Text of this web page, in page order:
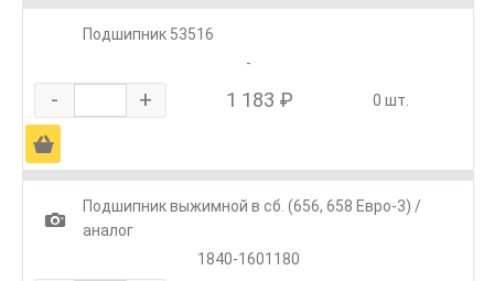
Подшипник 53516
-
- + 1 183 ₽ 0 шт.
Ä
1
Подшипник выжимной в сб. (656, 658 Евро-3) /
аналог
1840-1601180